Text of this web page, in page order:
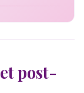
post-